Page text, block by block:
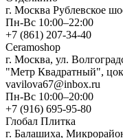
г. Москва Рублевское
Пн-Вс 10:00–22:00
+7 (861) 207-34-40
Ceramoshop
г. Москва, ул.
"Метр Квадратный",
vavilova67@inbox.ru
Пн-Вс 10:00–20:00
+7 (916) 695-95-80
Глобал Плитка
г. Балашиха,